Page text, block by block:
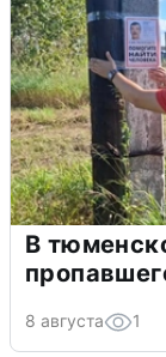
В
8 августа 1